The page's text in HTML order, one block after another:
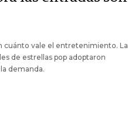
cuánto vale el entretenimiento. La
de estrellas pop adoptaron
demanda.